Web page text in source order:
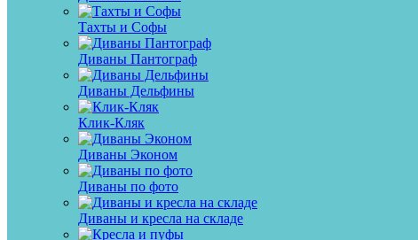
Тахты и Софы
Диваны Пантограф
Диваны Дельфины
Клик-Кляк
Диваны Эконом
Диваны по фото
Диваны и кресла на складе